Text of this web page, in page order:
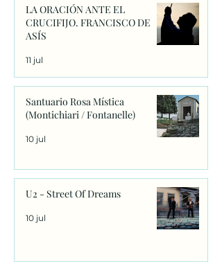
LA ORACIÓN ANTE EL
CRUCIFIJO. FRANCISCO DE
ASÍS
11 jul
Santuario Rosa Mística
(Montichiari / Fontanelle)
10 jul
U2 - Street Of Dreams
10 jul